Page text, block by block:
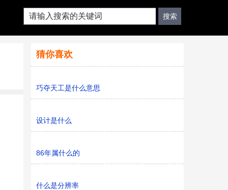
猜你喜欢
巧夺天工是什么意思
设计是什么
86年属什么的
什么是分辨率